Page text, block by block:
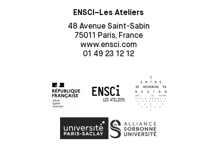
ENSCI–Les Ateliers
48 Avenue Saint-Sabin
75011 Paris, France
www.ensci.com
01 49 23 12 12